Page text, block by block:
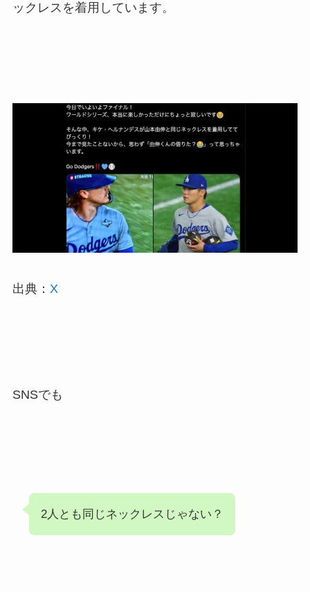
ックレスを着用しています。
出典： X
SNSでも
2人とも同じネックレスじゃない？